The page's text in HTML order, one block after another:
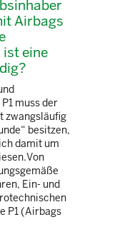
Airbags
ist eine
muss der
zwangsläufig
besitzen,
damit um
Ein- und
P1 (Airbags